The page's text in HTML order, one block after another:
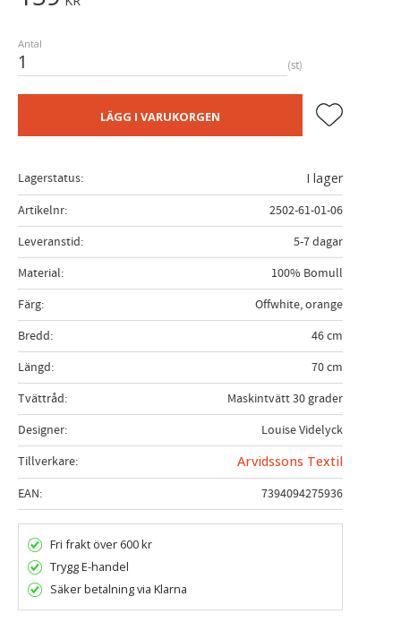
Antal
st
LÄGG I VARUKORGEN Lägg till i
Lagerstatus
I lager
Artikelnr
2502-61-01-06
Leveranstid
5-7 dagar
Material
100% Bomull
Färg
Offwhite, orange
Bredd
46 cm
Längd
70 cm
Tvättråd
Maskintvätt 30 grader
Designer
Louise Videlyck
Tillverkare
Arvidssons Textil
EAN
7394094275936
Fri frakt över 600 kr
Trygg E-handel
Säker betalning via Klarna